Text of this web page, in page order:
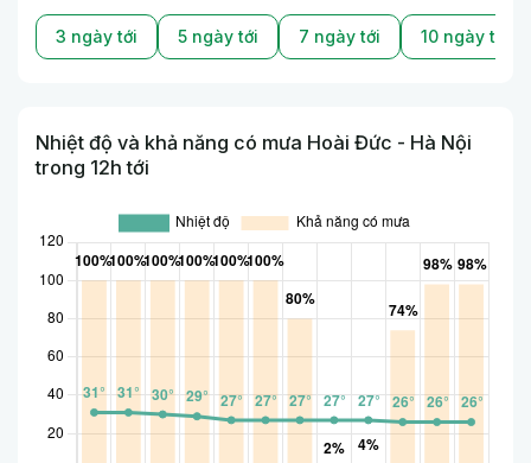
3 ngày tới 5 ngày tới 7 ngày tới 10 ngày tới
Nhiệt độ và khả năng có mưa Hoài Đức - Hà Nội
trong 12h tới